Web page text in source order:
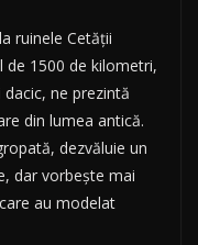
ruinele Cetății
de 1500 de kilometri,
ne prezintă
din lumea antică.
dezvăluie un
dar vorbește mai
au modelat